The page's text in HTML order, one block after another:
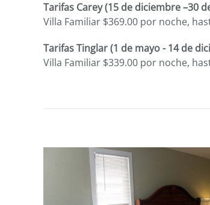
Tarifas Carey (15 de diciembre –30
Villa Familiar $369.00 por noche,
Tarifas Tinglar (1 de mayo - 14 de
Villa Familiar $339.00 por noche,